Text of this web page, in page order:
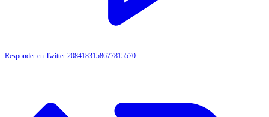
Responder en Twitter 2084183158677815570